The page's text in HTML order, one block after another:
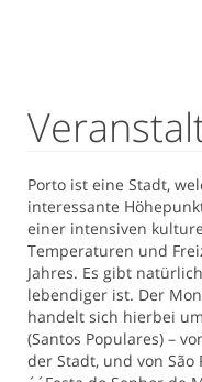
Porto ist eine Stadt,
interessante
einer intensiven
Temperaturen und
Jahres. Es gibt
lebendiger ist. Der
handelt sich hierbei
(Santos Populares) –
der Stadt, und von São